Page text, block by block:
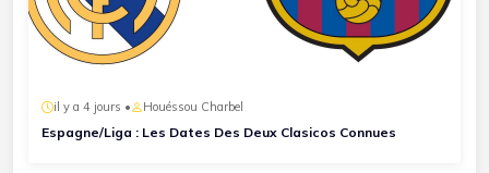
il y a 4 jours • Houéssou Charbel
Espagne/Liga : Les Dates Des Deux Clasicos Connues